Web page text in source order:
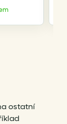
ostatní